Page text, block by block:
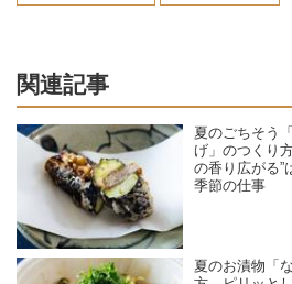
関連記事
夏のごちそう
げ」のつくり
の香り広がる”
季節の仕事
夏のお漬物「